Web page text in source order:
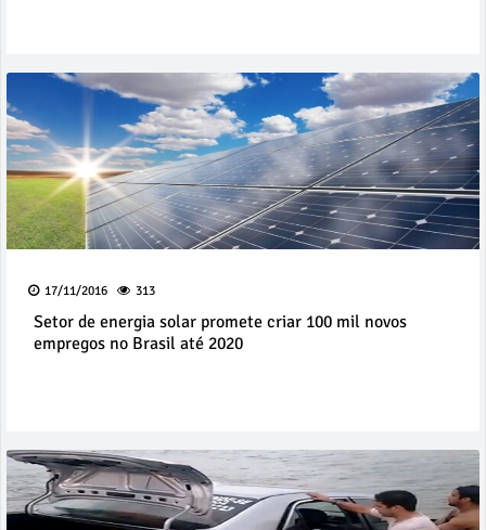
17/11/2016 313
Setor de energia solar promete criar 100 mil novos
empregos no Brasil até 2020